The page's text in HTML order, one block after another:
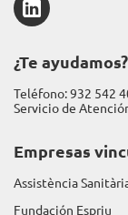
¿Te ayudamos?
Teléfono:932 542
Servicio de
Empresas
Assistència
Fundación Espriu